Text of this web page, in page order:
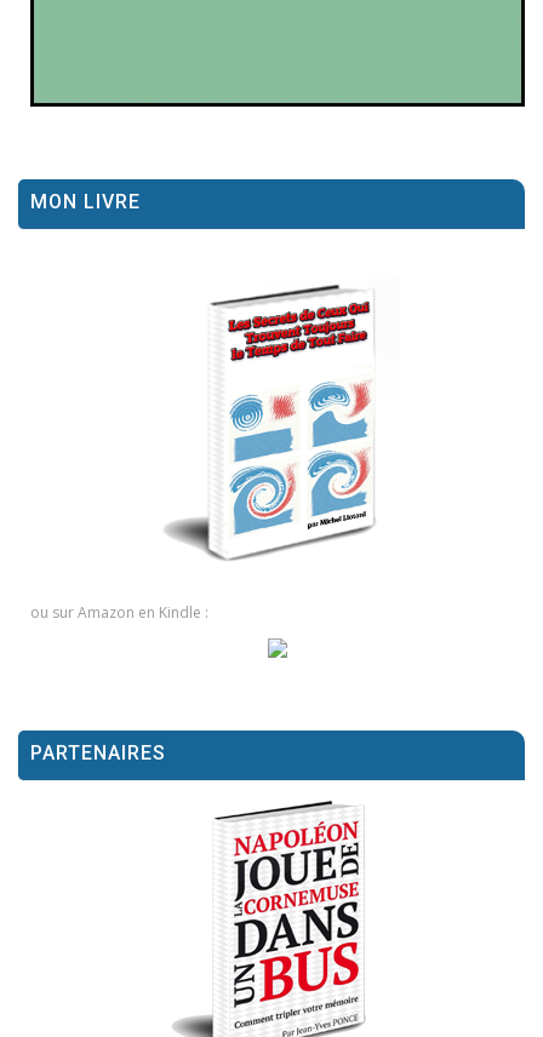
MON LIVRE
ou sur Amazon en Kindle :
PARTENAIRES